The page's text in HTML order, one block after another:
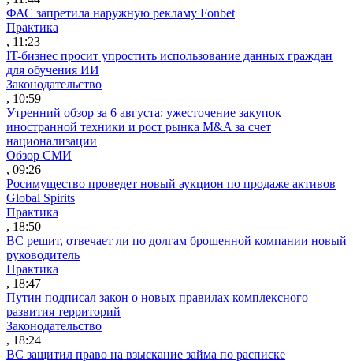
ФАС запретила наружную рекламу Fonbet
Практика
, 11:23
IT-бизнес просит упростить использование данных граждан
для обучения ИИ
Законодательство
, 10:59
Утренний обзор за 6 августа: ужесточение закупок
иностранной техники и рост рынка M&A за счет
национализации
Обзор СМИ
, 09:26
Росимущество проведет новый аукцион по продаже активов
Global Spirits
Практика
, 18:50
ВС решит, отвечает ли по долгам брошенной компании новый
руководитель
Практика
, 18:47
Путин подписал закон о новых правилах комплексного
развития территорий
Законодательство
, 18:24
ВС защитил право на взыскание займа по расписке